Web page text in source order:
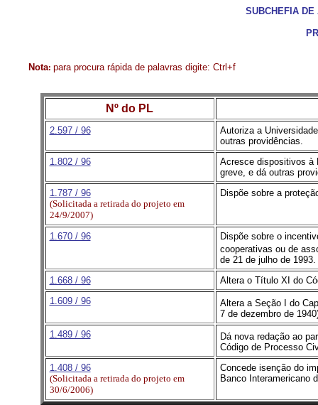
SUBCHEFIA DE
Nota: para procura rápida de palavras digite: Ctrl+f
Nº do PL
2.597 / 96
Autoriza a
outras providências.
1.802 / 96
Acresce dispositivos à
greve, e dá outras
1.787 / 96
(Solicitada a retirada do projeto em
24/9/2007)
Dispõe sobre a
1.670 / 96
Dispõe sobre o
cooperativas ou de
de 21 de julho de 1993.
1.668 / 96
Altera o Título XI do
1.609 / 96
Altera a Seção I do
7 de dezembro de
1.489 / 96
Dá nova redação ao
Código de Processo
1.408 / 96
(Solicitada a retirada do projeto em
30/6/2006)
Concede isenção do
Banco Interamericano